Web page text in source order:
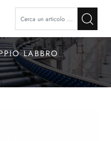
LABBRO